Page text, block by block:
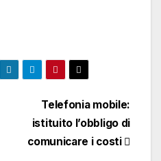
Telefonia mobile:
istituito l’obbligo di
comunicare i costi